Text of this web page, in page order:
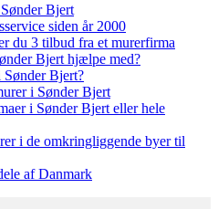
Bjert
siden år 2000
du 3 tilbud fra et murerfirma
Bjert hjælpe med?
Bjert?
i Sønder Bjert
i Sønder Bjert eller hele
i de omkringliggende byer til
af Danmark